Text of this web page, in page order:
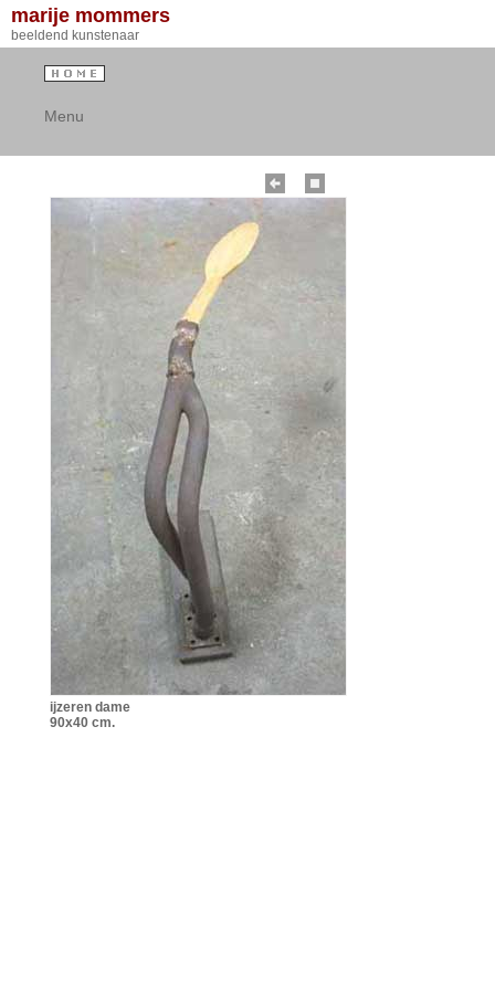
marije mommers
beeldend kunstenaar
Menu
ijzeren dame
90x40 cm.